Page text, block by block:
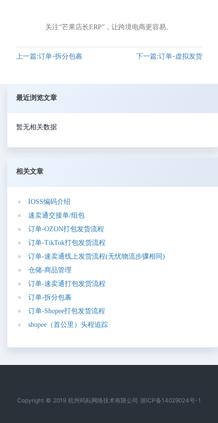
关注“芒果店长ERP”，让跨境电商更容易。
上一篇:订单-拆分包裹 下一篇:订单-虚拟发货
最近浏览文章
暂无相关数据
相关文章
IOSS编码介绍
速卖通交接单/组包
订单-OZON打包发货流程
订单-TikTok打包发货流程
订单-速卖通线上发货流程(无忧物流步骤相 同)
仓储-商品管理
订单-速卖通打包发货流程
订单-拆分包裹
订单-Shopee打包发货流程
shopee （首公里 ）头程追 踪
Copyright © 2019 杭州码耘网络技术有限公司 浙ICP备14029024号-1